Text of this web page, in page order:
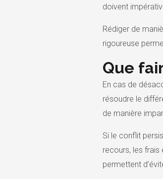
doivent
Rédiger de
rigoureuse
Que
En cas de
résoudre le
de manière
Si le conflit
recours, les frais
permettent